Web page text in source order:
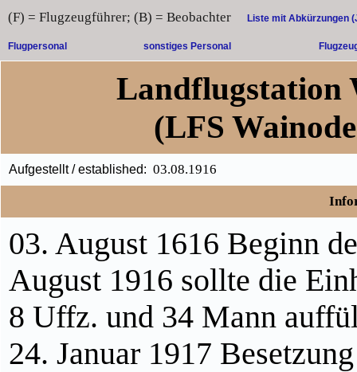
(F) = Flugzeugführer; (B) = Beobachter Liste mit Abkürzungen
Flugpersonal sonstiges Personal
Landflugstation
(LFS
Aufgestellt / established: 03.08.1916
03. August 1616 Beginn
August 1916 sollte die
8 Uffz. und 34 Mann
24. Januar 1917